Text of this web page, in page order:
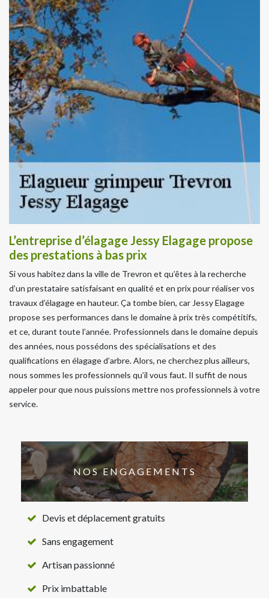
L’entreprise d’élagage Jessy Elagage propose
des prestations à bas prix
Si vous habitez dans la ville de Trevron et qu’êtes à la recherche
d’un prestataire satisfaisant en qualité et en prix pour réaliser vos
travaux d’élagage en hauteur. Ça tombe bien, car Jessy Elagage
propose ses performances dans le domaine à prix très compétitifs,
et ce, durant toute l’année. Professionnels dans le domaine depuis
des années, nous possédons des spécialisations et des
qualifications en élagage d’arbre. Alors, ne cherchez plus ailleurs,
nous sommes les professionnels qu’il vous faut. Il suffit de nous
appeler pour que nous puissions mettre nos professionnels à votre
service.
NOS ENGAGEMENTS
Devis et déplacement gratuits
Sans engagement
Artisan passionné
Prix imbattable